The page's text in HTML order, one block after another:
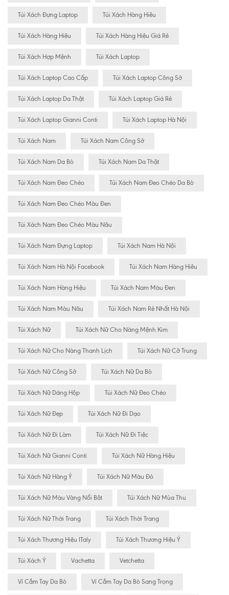
Túi Xách Đựng Laptop Túi Xách Hàng Hiêu
Túi Xách Hàng Hiệu Túi Xách Hàng Hiệu Giá Rẻ
Túi Xách Hợp Mệnh Túi Xách Laptop
Túi Xách Laptop Cao Cấp Túi Xách Laptop Công Sở
Túi Xách Laptop Da Thật Túi Xách Laptop Giá Rẻ
Túi Xách Laptop Gianni Conti Túi Xách Laptop Hà Nội
Túi Xách Nam Túi Xách Nam Công Sở
Túi Xách Nam Da Bò Túi Xách Nam Da Thật
Túi Xách Nam Đeo Chéo Túi Xách Nam Đeo Chéo Da Bò
Túi Xách Nam Đeo Chéo Màu Đen
Túi Xách Nam Đeo Chéo Màu Nâu
Túi Xách Nam Đựng Laptop Túi Xách Nam Hà Nội
Túi Xách Nam Hà Nội Facebook Túi Xách Nam Hàng Hiêu
Túi Xách Nam Hàng Hiệu Túi Xách Nam Màu Đen
Túi Xách Nam Màu Nâu Túi Xách Nam Rẻ Nhất Hà Nội
Túi Xách Nữ Túi Xách Nữ Cho Nàng Mệnh Kim
Túi Xách Nữ Cho Nàng Thanh Lịch Túi Xách Nữ Cỡ Trung
Túi Xách Nữ Công Sở Túi Xách Nữ Da Bò
Túi Xách Nữ Dáng Hộp Túi Xách Nữ Đeo Chéo
Túi Xách Nữ Đẹp Túi Xách Nữ Đi Dạo
Túi Xách Nữ Đi Làm Túi Xách Nữ Đi Tiệc
Túi Xách Nữ Gianni Conti Túi Xách Nữ Hàng Hiệu
Túi Xách Nữ Hàng Ý Túi Xách Nữ Màu Đỏ
Túi Xách Nữ Màu Vàng Nổi Bât Túi Xách Nữ Mùa Thu
Túi Xách Nữ Thời Trang Túi Xách Thời Trang
Túi Xách Thương Hiệu ITaly Túi Xách Thương Hiệu Ý
Túi Xách Ý Vachetta Vetchetta
Ví Cầm Tay Da Bò Ví Cầm Tay Da Bò Sang Trọng